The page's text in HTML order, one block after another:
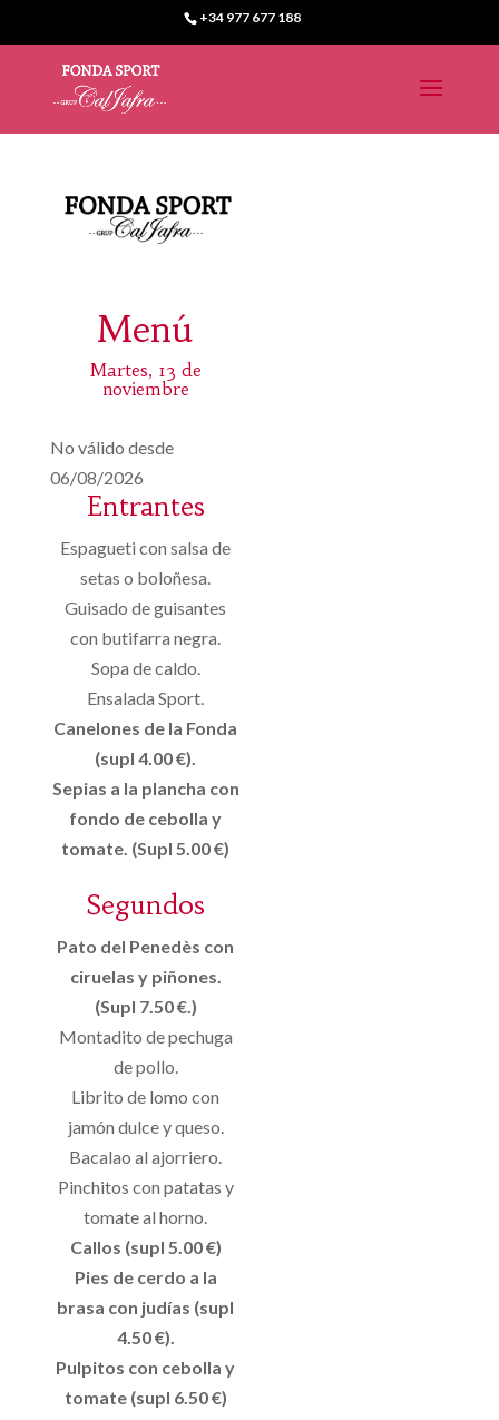
+34 977 677 188
Menú
Martes, 13 de
noviembre
No válido desde
06/08/2026
Entrantes
Espagueti con salsa de
setas o boloñesa.
Guisado de guisantes
con butifarra negra.
Sopa de caldo.
Ensalada Sport.
Canelones de la Fonda
(supl 4.00 €).
Sepias a la plancha con
fondo de cebolla y
tomate. (Supl 5.00 €)
Segundos
Pato del Penedès con
ciruelas y piñones.
(Supl 7.50 €.)
Montadito de pechuga
de pollo.
Librito de lomo con
jamón dulce y queso.
Bacalao al ajorriero.
Pinchitos con patatas y
tomate al horno.
Callos (supl 5.00 €)
Pies de cerdo a la
brasa con judías (supl
4.50 €).
Pulpitos con cebolla y
tomate (supl 6.50 €)